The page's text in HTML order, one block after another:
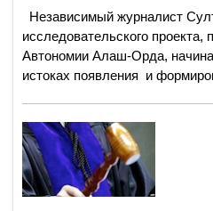
Независимый журналист
исследовательского
Автономии Алаш-Орда,
истоках появления и